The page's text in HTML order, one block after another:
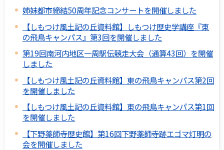
姉妹都市締結50周年記念コンサートを開催しました
【しもつけ風土記の丘資料館】しもつけ歴史学講座『東
の飛鳥キャンパス』第3回を開催しました
第19回南河内地区一周駅伝競走大会（通算43回）を開催
しました
【しもつけ風土記の丘資料館】東の飛鳥キャンパス第2回
を開催しました
【しもつけ風土記の丘資料館】東の飛鳥キャンパス第1回
を開催しました
【下野薬師寺歴史館】第16回下野薬師寺跡エゴマ灯明の
会を開催しました